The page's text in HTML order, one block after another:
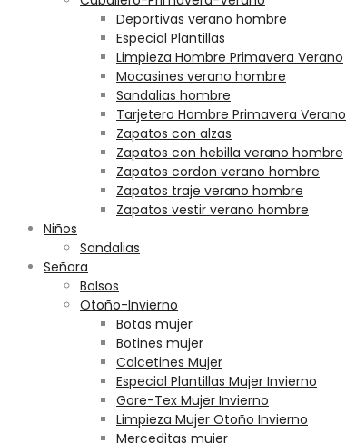
Deportivas verano hombre
Especial Plantillas
Limpieza Hombre Primavera Verano
Mocasines verano hombre
Sandalias hombre
Tarjetero Hombre Primavera Verano
Zapatos con alzas
Zapatos con hebilla verano hombre
Zapatos cordon verano hombre
Zapatos traje verano hombre
Zapatos vestir verano hombre
Niños
Sandalias
Señora
Bolsos
Otoño-Invierno
Botas mujer
Botines mujer
Calcetines Mujer
Especial Plantillas Mujer Invierno
Gore-Tex Mujer Invierno
Limpieza Mujer Otoño Invierno
Merceditas mujer